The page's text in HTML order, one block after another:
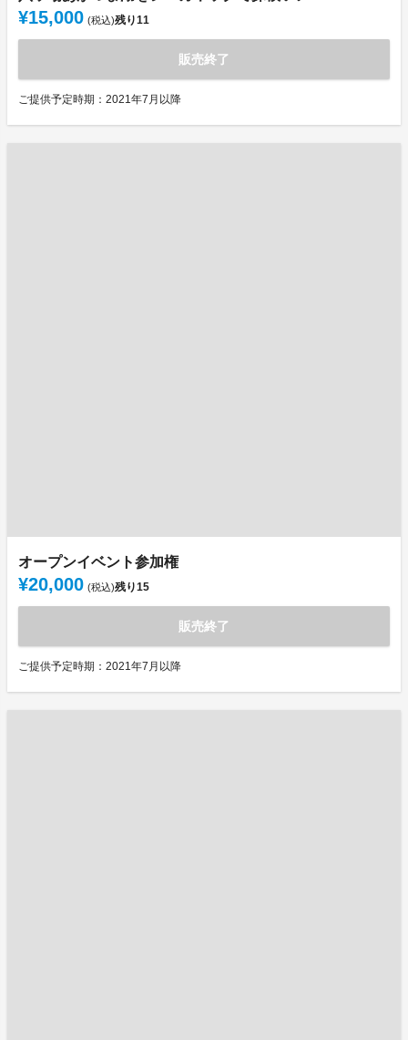
¥15,000 (税込)残り11
販売終了
ご提供予定時期：2021年7月以降
オープンイベント参加権
¥20,000 (税込)残り15
販売終了
ご提供予定時期：2021年7月以降